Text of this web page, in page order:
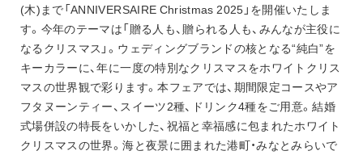
(木)まで「ANNIVERSAIRE Christmas 2025」を開催いたしま
す。今年のテーマは「贈る人も、贈られる人も、みんなが主役に
なるクリスマス」。ウェディングブランドの核となる“純白”を
キーカラーに、年に一度の特別なクリスマスをホワイトクリス
マスの世界観で彩ります。本フェアでは、期間限定コースやア
フタヌーンティー、スイーツ2種、ドリンク4種をご用意。結婚
式場併設の特長をいかした、祝福と幸福感に包まれたホワイト
クリスマスの世界。海と夜景に囲まれた港町・みなとみらいで